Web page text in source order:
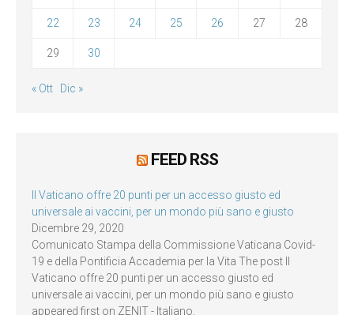
22 23 24 25 26 27 28
29 30
« Ott Dic »
FEED RSS
Il Vaticano offre 20 punti per un accesso giusto ed
universale ai vaccini, per un mondo più sano e giusto
Dicembre 29, 2020
Comunicato Stampa della Commissione Vaticana Covid-
19 e della Pontificia Accademia per la Vita The post Il
Vaticano offre 20 punti per un accesso giusto ed
universale ai vaccini, per un mondo più sano e giusto
appeared first on ZENIT - Italiano.